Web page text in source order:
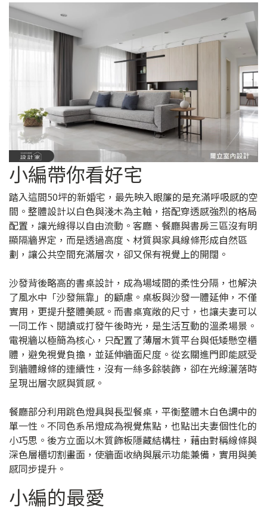
小編帶你看好宅
踏入這間50坪的新婚宅，最先映入眼簾的是充滿呼吸感的空
間。整體設計以白色與淺木為主軸，搭配穿透感強烈的格局
配置，讓光線得以自由流動。客廳、餐廳與書房三區沒有明
顯隔牆界定，而是透過高度、材質與家具線條形成自然區
劃，讓公共空間充滿層次，卻又保有視覺上的開闊。
沙發背後略高的書桌設計，成為場域間的柔性分隔，也解決
了風水中「沙發無靠」的顧慮。桌板與沙發一體延伸，不僅
實用，更提升整體美感。而書桌寬敞的尺寸，也讓夫妻可以
一同工作、閱讀或打發午後時光，是生活互動的溫柔場景。
電視牆以極簡為核心，只配置了薄層木質平台與低矮懸空櫃
體，避免視覺負擔，並延伸牆面尺度。從玄關進門即能感受
到牆體線條的連續性，沒有一絲多餘裝飾，卻在光線灑落時
呈現出層次感與質感。
餐廳部分利用跳色燈具與長型餐桌，平衡整體木白色調中的
單一性。不同色系吊燈成為視覺焦點，也點出夫妻個性化的
小巧思。後方立面以木質飾板隱藏結構柱，藉由對稱線條與
深色層櫃切割畫面，使牆面收納與展示功能兼備，實用與美
感同步提升。
小編的最愛